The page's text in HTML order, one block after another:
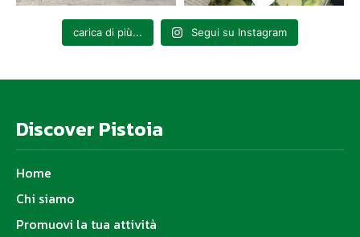
carica di più... Segui su Instagram
Discover Pistoia
Home
Chi siamo
Promuovi la tua attività